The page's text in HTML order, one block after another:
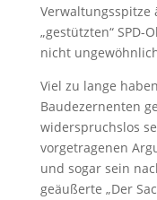
„gestützten“
nicht
Viel zu lange
Baudezernenten
widerspruchslos
vorgetragenen
und sogar sein
geäußerte „Der